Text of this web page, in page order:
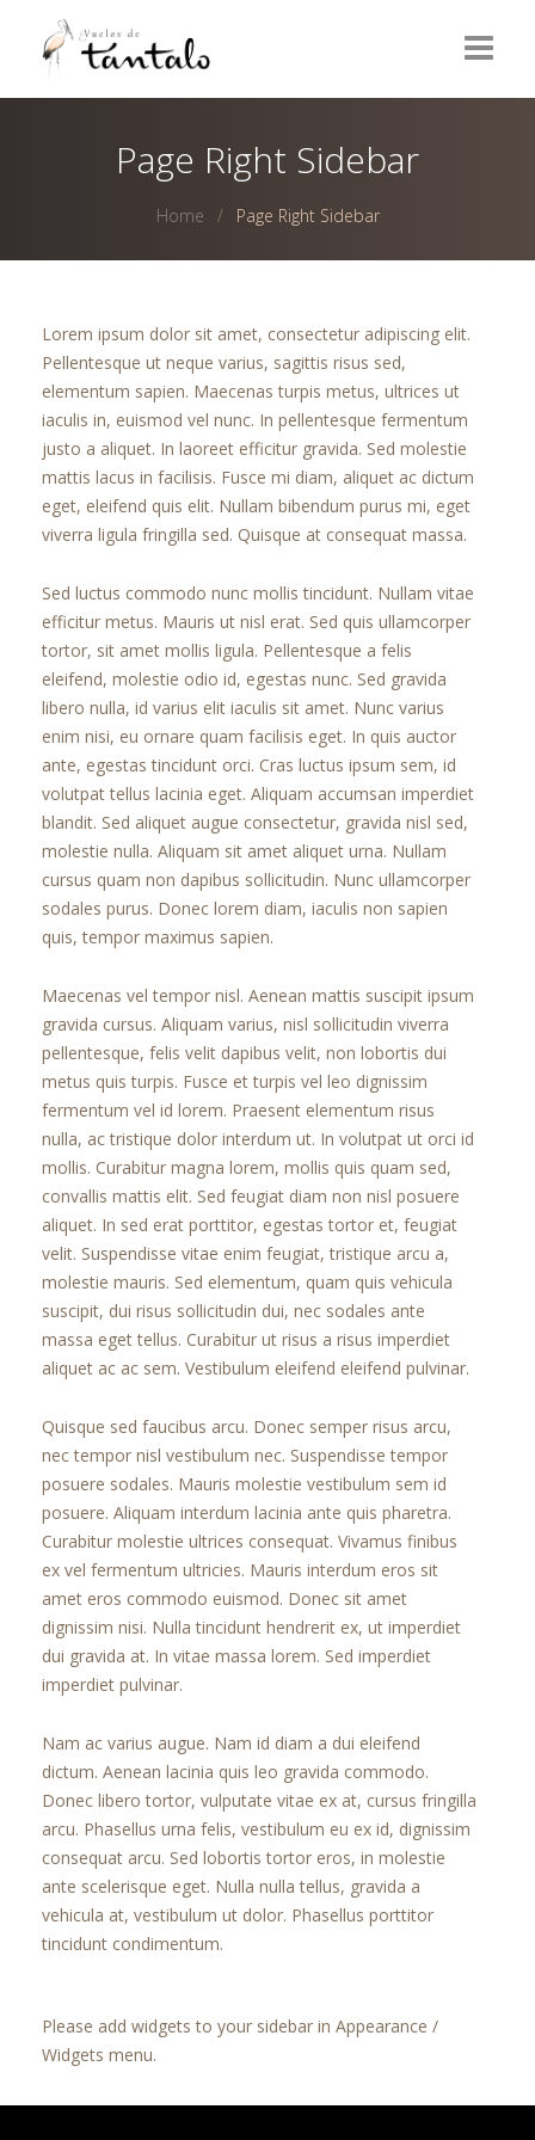
Delicatessen
Contact
ESPAÑOL
Page Right Sidebar
Home Page Right Sidebar
Lorem ipsum dolor sit amet, consectetur adipiscing elit.
Pellentesque ut neque varius, sagittis risus sed,
elementum sapien. Maecenas turpis metus, ultrices ut
iaculis in, euismod vel nunc. In pellentesque fermentum
justo a aliquet. In laoreet efficitur gravida. Sed molestie
mattis lacus in facilisis. Fusce mi diam, aliquet ac dictum
eget, eleifend quis elit. Nullam bibendum purus mi, eget
viverra ligula fringilla sed. Quisque at consequat massa.
Sed luctus commodo nunc mollis tincidunt. Nullam vitae
efficitur metus. Mauris ut nisl erat. Sed quis ullamcorper
tortor, sit amet mollis ligula. Pellentesque a felis
eleifend, molestie odio id, egestas nunc. Sed gravida
libero nulla, id varius elit iaculis sit amet. Nunc varius
enim nisi, eu ornare quam facilisis eget. In quis auctor
ante, egestas tincidunt orci. Cras luctus ipsum sem, id
volutpat tellus lacinia eget. Aliquam accumsan imperdiet
blandit. Sed aliquet augue consectetur, gravida nisl sed,
molestie nulla. Aliquam sit amet aliquet urna. Nullam
cursus quam non dapibus sollicitudin. Nunc ullamcorper
sodales purus. Donec lorem diam, iaculis non sapien
quis, tempor maximus sapien.
Maecenas vel tempor nisl. Aenean mattis suscipit ipsum
gravida cursus. Aliquam varius, nisl sollicitudin viverra
pellentesque, felis velit dapibus velit, non lobortis dui
metus quis turpis. Fusce et turpis vel leo dignissim
fermentum vel id lorem. Praesent elementum risus
nulla, ac tristique dolor interdum ut. In volutpat ut orci id
mollis. Curabitur magna lorem, mollis quis quam sed,
convallis mattis elit. Sed feugiat diam non nisl posuere
aliquet. In sed erat porttitor, egestas tortor et, feugiat
velit. Suspendisse vitae enim feugiat, tristique arcu a,
molestie mauris. Sed elementum, quam quis vehicula
suscipit, dui risus sollicitudin dui, nec sodales ante
massa eget tellus. Curabitur ut risus a risus imperdiet
aliquet ac ac sem. Vestibulum eleifend eleifend pulvinar.
Quisque sed faucibus arcu. Donec semper risus arcu,
nec tempor nisl vestibulum nec. Suspendisse tempor
posuere sodales. Mauris molestie vestibulum sem id
posuere. Aliquam interdum lacinia ante quis pharetra.
Curabitur molestie ultrices consequat. Vivamus finibus
ex vel fermentum ultricies. Mauris interdum eros sit
amet eros commodo euismod. Donec sit amet
dignissim nisi. Nulla tincidunt hendrerit ex, ut imperdiet
dui gravida at. In vitae massa lorem. Sed imperdiet
imperdiet pulvinar.
Nam ac varius augue. Nam id diam a dui eleifend
dictum. Aenean lacinia quis leo gravida commodo.
Donec libero tortor, vulputate vitae ex at, cursus fringilla
arcu. Phasellus urna felis, vestibulum eu ex id, dignissim
consequat arcu. Sed lobortis tortor eros, in molestie
ante scelerisque eget. Nulla nulla tellus, gravida a
vehicula at, vestibulum ut dolor. Phasellus porttitor
tincidunt condimentum.
Please add widgets to your sidebar in Appearance /
Widgets menu.